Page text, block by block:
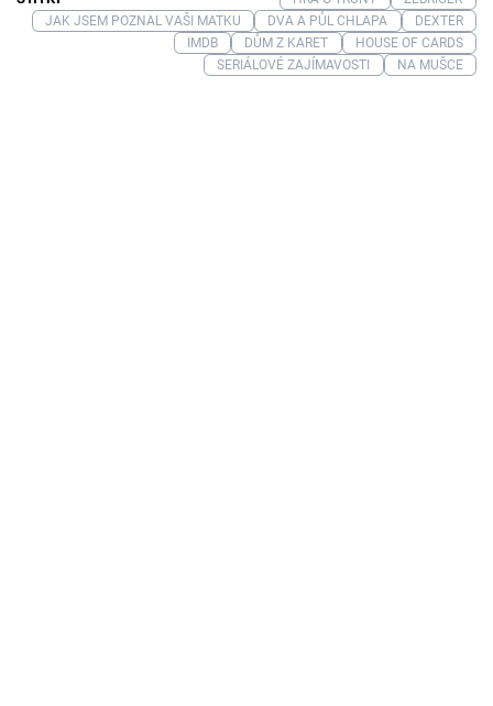
JAK JSEM POZNAL VAŠI MATKU
DVA A PŮL CHLAPA
DEXTER
IMDB
DŮM Z KARET
HOUSE OF CARDS
SERIÁLOVÉ ZAJÍMAVOSTI
NA MUŠCE